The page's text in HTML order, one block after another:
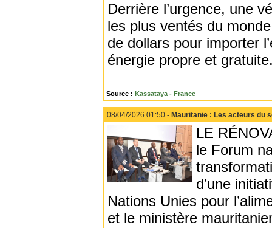
Derrière l’urgence, une
les plus ventés du
de dollars pour importer
énergie propre et
Source : Kassataya - France
08/04/2026 01:50 - Mauritanie : Les acteurs du
LE
le Forum
d’une
Nations Unies pour
et le ministère